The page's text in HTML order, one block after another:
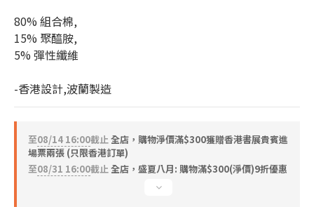
80% 組合棉,
15% 聚醯胺,
5% 彈性纖維
-香港設計,波蘭製造
至08/14 16:00截止全店，購物淨價滿$300獲贈香港書展貴賓進
場票兩張 (只限香港訂單)
至08/31 16:00截止全店，盛夏八月: 購物滿$300(淨價)9折優惠